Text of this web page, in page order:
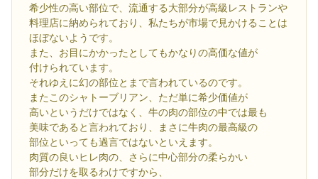
希少性の高い部位で、流通する大部分が高級レストランや
料理店に納められており、私たちが市場で見かけることは
ほぼないようです。
また、お目にかかったとしてもかなりの高価な値が
付けられています。
それゆえに幻の部位とまで言われているのです。
またこのシャトーブリアン、ただ単に希少価値が
高いというだけではなく、牛の肉の部位の中では最も
美味であると言われており、まさに牛肉の最高級の
部位といっても過言ではないといえます。
肉質の良いヒレ肉の、さらに中心部分の柔らかい
部分だけを取るわけですから、